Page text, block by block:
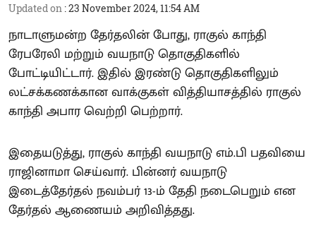
Updated on :23 November 2024, 11:54 AM
நாடாளுமன்ற தேர்தலின் போது, ராகுல் காந்தி
ரேபரேலி மற்றும் வயநாடு தொகுதிகளில்
போட்டியிட்டார். இதில் இரண்டு தொகுதிகளிலும்
லட்சக்கணக்கான வாக்குகள் வித்தியாசத்தில் ராகுல்
காந்தி அபார வெற்றி பெற்றார்.
இதையடுத்து, ராகுல் காந்தி வயநாடு எம்.பி பதவியை
ராஜினாமா செய்வார். பின்னர் வயநாடு
இடைத்தேர்தல் நவம்பர் 13-ம் தேதி நடைபெறும் என
தேர்தல் ஆணையம் அறிவித்தது.